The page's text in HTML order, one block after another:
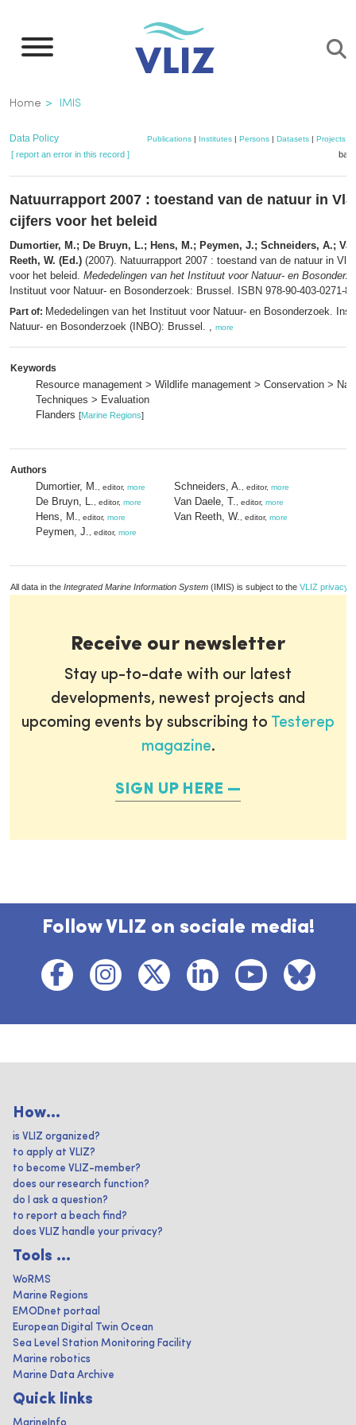
main
Breadcrumb
Home IMIS
Data Policy Publications| Institutes| Persons| Datasets| Projects|
[ report an error in this record ]
Natuurrapport 2007 : toestand van de natuur in
cijfers voor het beleid
Dumortier, M.; De Bruyn, L.; Hens, M.; Peymen, J.; Schneiders, A.;
Reeth, W. (Ed.) (2007). Natuurrapport 2007 : toestand van de natuur in
voor het beleid. Mededelingen van het Instituut voor Natuur- en
Instituut voor Natuur- en Bosonderzoek: Brussel. ISBN 978-90-403-0271-
Part of: Mededelingen van het Instituut voor Natuur- en Bosonderzoek.
Natuur- en Bosonderzoek (INBO): Brussel. , more
Keywords
Resource management > Wildlife management > Conservation >
Techniques > Evaluation
Flanders [Marine Regions]
Authors
Dumortier, M. , editor, more
De Bruyn, L. , editor, more
Hens, M. , editor, more
Peymen, J. , editor, more
Schneiders, A. , editor, more
Van Daele, T. , editor, more
Van Reeth, W. , editor, more
All data in the Integrated Marine Information System (IMIS) is subject to the VLIZ privacy
Receive our newsletter
Stay up-to-date with our latest
developments, newest projects and
upcoming events by subscribing to Testerep
magazine.
SIGN UP HERE
Follow VLIZ on sociale media!
How...
is VLIZ organized?
to apply at VLIZ?
to become VLIZ-member?
does our research function?
do I ask a question?
to report a beach find?
does VLIZ handle your privacy?
Tools ...
WoRMS
Marine Regions
EMODnet portaal
European Digital Twin Ocean
Sea Level Station Monitoring Facility
Marine robotics
Marine Data Archive
Quick links